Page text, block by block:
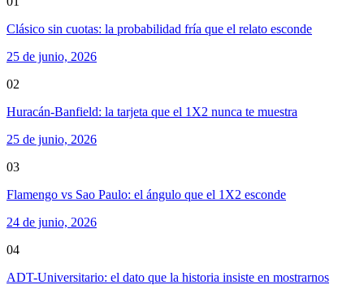
Clásico sin cuotas: la probabilidad fría que el relato esconde
25 de junio, 2026
02
Huracán-Banfield: la tarjeta que el 1X2 nunca te muestra
25 de junio, 2026
03
Flamengo vs Sao Paulo: el ángulo que el 1X2 esconde
24 de junio, 2026
04
ADT-Universitario: el dato que la historia insiste en mostrarnos